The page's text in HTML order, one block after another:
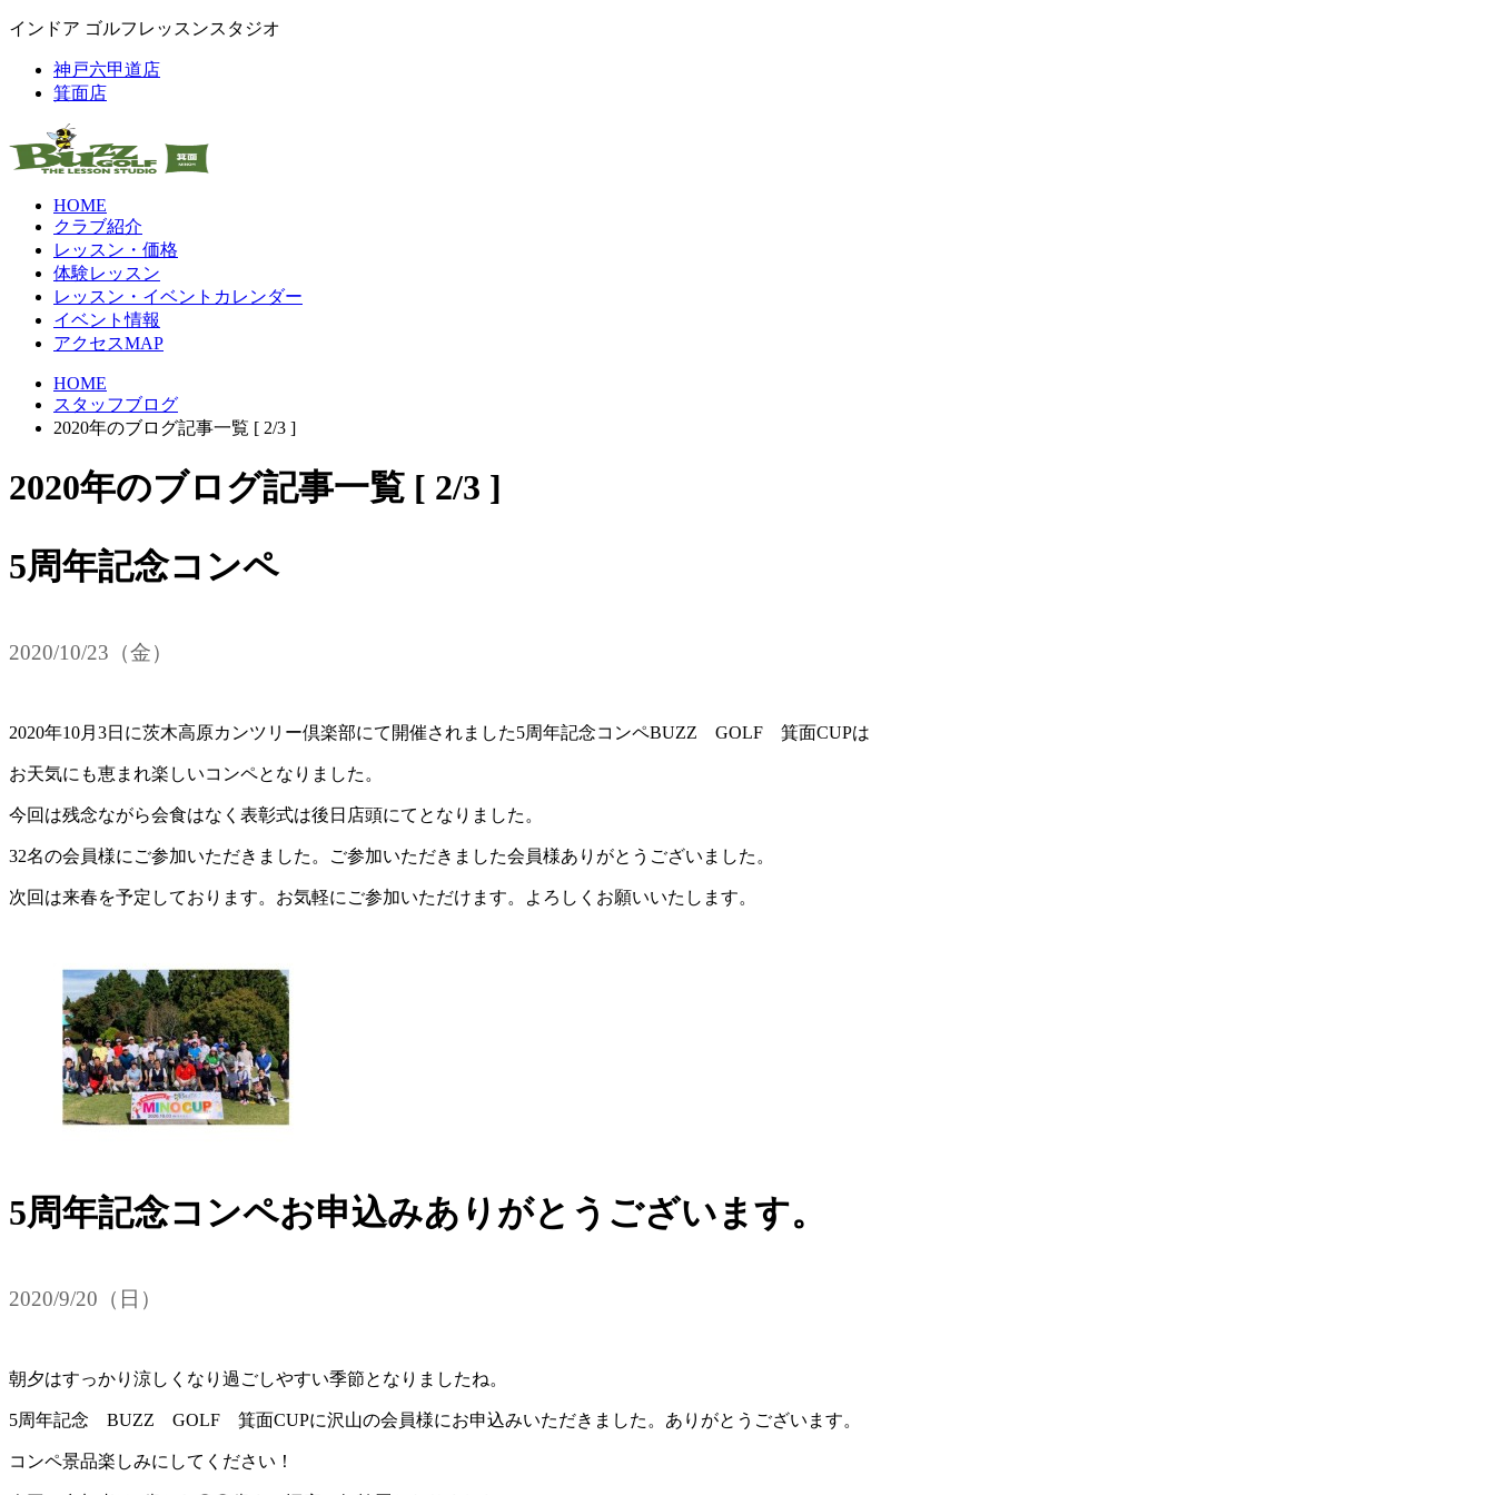
インドア ゴルフレッスンスタジオ
神戸六甲道店
箕面店
HOME
クラブ紹介
レッスン・価格
体験レッスン
レッスン・イベントカレンダー
イベント情報
アクセスMAP
HOME
スタッフブログ
2020年のブログ記事一覧 [ 2/3 ]
2020年のブログ記事一覧 [ 2/3 ]
5周年記念コンペ
2020/10/23（金）
2020年10月3日に茨木高原カンツリー倶楽部にて開催されました5周年記念コンペBUZZ GOLF 箕面CUPは
お天気にも恵まれ楽しいコンペとなりました。
今回は残念ながら会食はなく表彰式は後日店頭にてとなりました。
32名の会員様にご参加いただきました。ご参加いただきました会員様ありがとうございました。
次回は来春を予定しております。お気軽にご参加いただけます。よろしくお願いいたします。
5周年記念コンペお申込みありがとうございます。
2020/9/20（日）
朝夕はすっかり涼しくなり過ごしやすい季節となりましたね。
5周年記念 BUZZ GOLF 箕面CUPに沢山の会員様にお申込みいただきました。ありがとうございます。
コンペ景品楽しみにしてください！